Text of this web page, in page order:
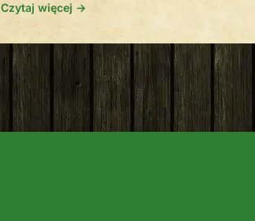
krowy. – No to zrzuteczka po 5 złotych! Na drugi
powyższym, zdenerwowane krowy wysłały
delegację do lisa. – […]
Czytaj więcej →